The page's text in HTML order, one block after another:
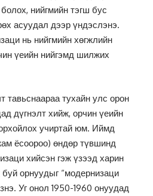
нийгмийн тэгш бус
асуудал дээр үндэслэнэ.
нь нийгмийн хөгжлийн
үеийн нийгэмд шилжих
тавьснаараа тухайн улс орон
дүгнэлт хийж, орчин үеийн
учиртай юм. Иймд
ёсоороо) өндөр түвшинд
хийсэн гэж үзээд харин
орнуудыг “модернизаци
Уг онол 1950-1960 онуудад